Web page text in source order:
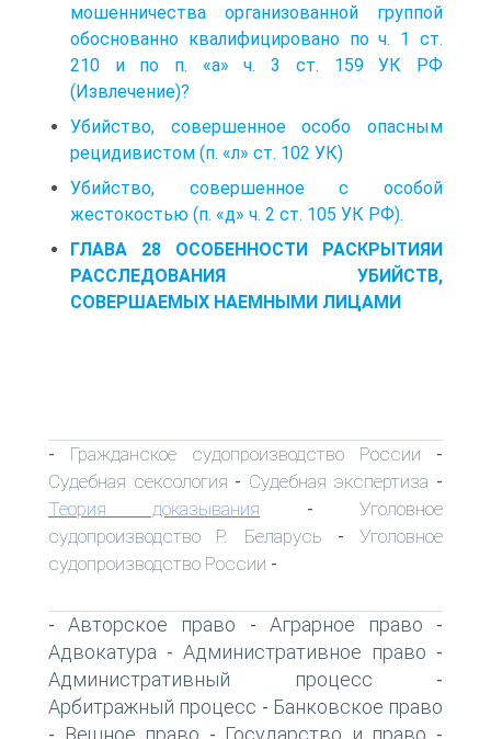
мошенничества организованной группой
обоснованно квалифицировано по ч. 1 ст.
210 и по п. «а» ч. 3 ст. 159 УК РФ
(Извлечение)?
Убийство, совершенное особо опасным
рецидивистом (п. «л» ст. 102 УК)
Убийство, совершенное с особой
жестокостью (п. «д» ч. 2 ст. 105 УК РФ).
ГЛАВА 28 ОСОБЕННОСТИ РАСКРЫТИЯИ
РАССЛЕДОВАНИЯ УБИЙСТВ,
СОВЕРШАЕМЫХ НАЕМНЫМИ ЛИЦАМИ
- Гражданское судопроизводство России -
Судебная сексология - Судебная экспертиза -
Теория доказывания -Уголовное
судопроизводство Р. Беларусь - Уголовное
судопроизводство России -
-Авторское право - Аграрное право -
Адвокатура - Административное право -
Административный процесс -
Арбитражный процесс - Банковское право
Вещное право Государство и право